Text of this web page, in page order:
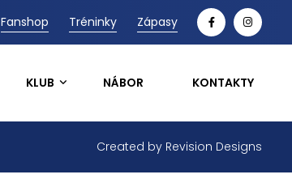
Fanshop Tréninky Zápasy
KLUB NÁBOR KONTAKTY
Created by Revision Designs